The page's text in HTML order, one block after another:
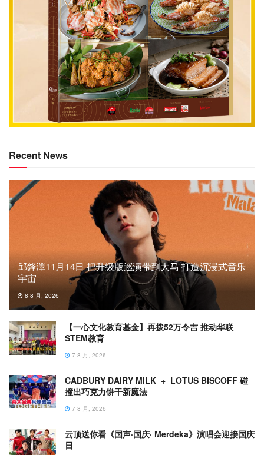
Recent News
邱鋒澤11月14日 把升级版巡演带到大马 打造沉浸式音乐
宇宙
8 8 月, 2026
【一心文化教育基金】再拨52万令吉 推动华联
STEM教育
7 8 月, 2026
CADBURY DAIRY MILK + LOTUS BISCOFF 碰
撞出巧克力饼干新魔法
7 8 月, 2026
云顶送你看《国声·国庆· Merdeka》演唱会迎接国庆
日